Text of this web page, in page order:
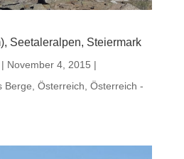
Seetaleralpen, Steiermark
| November 4, 2015 |
Berge Österreich Österreich -